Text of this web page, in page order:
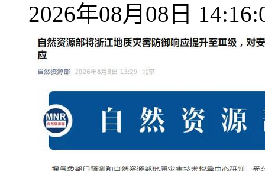
2026年08月08日